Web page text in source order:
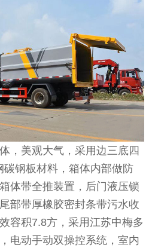
美观大气，采用边三底四
钢板材料，箱体内部做防
体带全推装置，后门液压锁
部带厚橡胶密封条带污水收
容积7.8方，采用江苏中梅多
电动手动双操控系统，室内